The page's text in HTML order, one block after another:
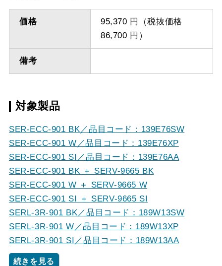
価格
95,370 円（税抜価格
86,700 円）
備考
対象製品
SER-ECC-901 BK／品目コード：139E76SW
SER-ECC-901 W／品目コード：139E76XP
SER-ECC-901 SI／品目コード：139E76AA
SER-ECC-901 BK ＋ SERV-9665 BK
SER-ECC-901 W ＋ SERV-9665 W
SER-ECC-901 SI ＋ SERV-9665 SI
SERL-3R-901 BK／品目コード：189W13SW
SERL-3R-901 W／品目コード：189W13XP
SERL-3R-901 SI／品目コード：189W13AA
続きを見る